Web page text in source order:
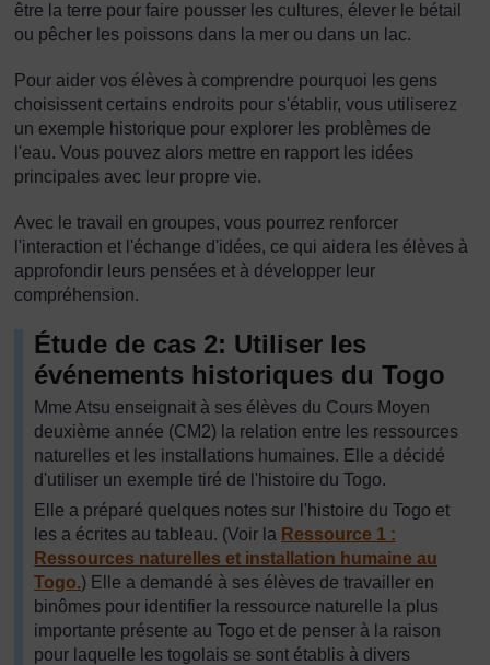
être la terre pour faire pousser les cultures, élever le bétail
ou pêcher les poissons dans la mer ou dans un lac.
Pour aider vos élèves à comprendre pourquoi les gens
choisissent certains endroits pour s'établir, vous utiliserez
un exemple historique pour explorer les problèmes de
l'eau. Vous pouvez alors mettre en rapport les idées
principales avec leur propre vie.
Avec le travail en groupes, vous pourrez renforcer
l'interaction et l'échange d'idées, ce qui aidera les élèves à
approfondir leurs pensées et à développer leur
compréhension.
Étude de cas 2: Utiliser les
événements historiques du Togo
Mme Atsu enseignait à ses élèves du Cours Moyen
deuxième année (CM2) la relation entre les ressources
naturelles et les installations humaines. Elle a décidé
d'utiliser un exemple tiré de l'histoire du Togo.
Elle a préparé quelques notes sur l'histoire du Togo et
les a écrites au tableau. (Voir la Ressource 1 :
Ressources naturelles et installation humaine au
Togo.) Elle a demandé à ses élèves de travailler en
binômes pour identifier la ressource naturelle la plus
importante présente au Togo et de penser à la raison
pour laquelle les togolais se sont établis à divers